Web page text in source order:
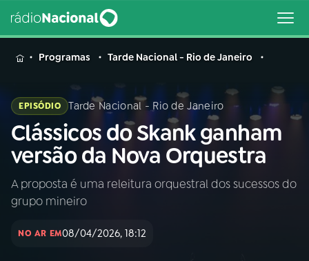
MENU
Buscar
na
Rádio
Nacional
Buscar
Programas Tarde Nacional - Rio de Janeiro
EPISÓDIO Tarde Nacional - Rio de Janeiro
Clássicos do Skank ganham
versão da Nova Orquestra
A proposta é uma releitura orquestral dos sucessos do
grupo mineiro
NO AR EM08/04/2026, 18:12